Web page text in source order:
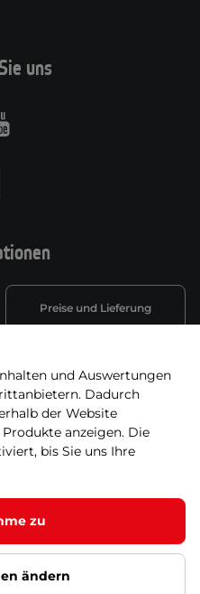
Preise und Lieferung
DSGVO
Batterieentsorgung
uns
vorbehalten1
und Auswertungen
Dadurch
der Website
anzeigen. Die
bis Sie uns Ihre
zu
ändern